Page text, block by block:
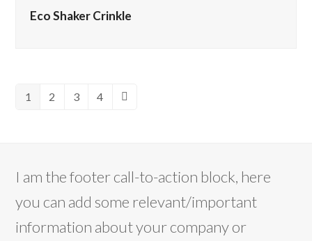
Eco Shaker Crinkle
Pagina
1 Pagina
2 Pagina
3 Pagina
4 Successivo
I am the footer call-to-action block, here
you can add some relevant/important
information about your company or